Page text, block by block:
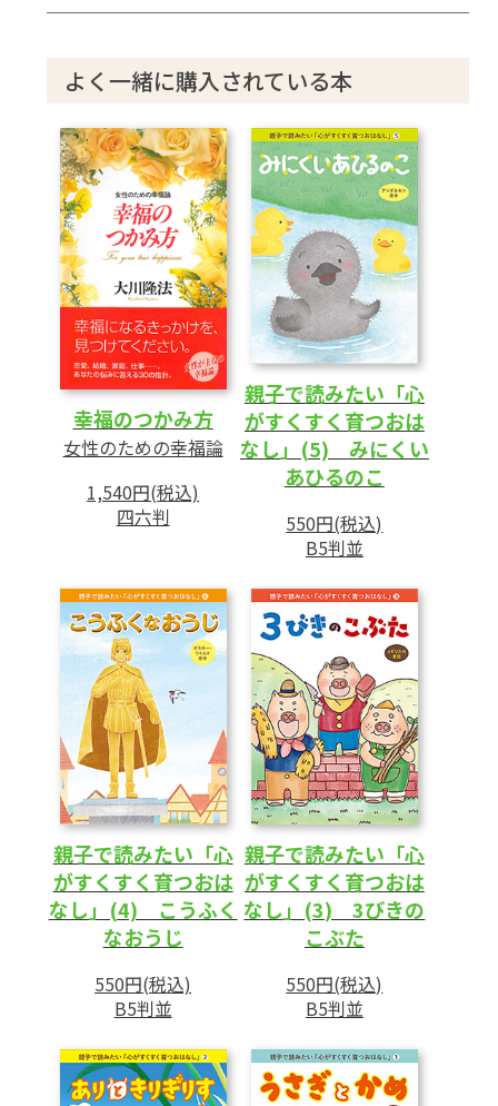
よく一緒に購入されている本
幸福のつかみ方
女性のための幸福論
1,540円(税込)
四六判
親子で読みたい「心
がすくすく育つおは
なし」(5) みにくい
あひるのこ
550円(税込)
B5判並
親子で読みたい「心
がすくすく育つおは
なし」(4) こうふく
なおうじ
550円(税込)
B5判並
親子で読みたい「心
がすくすく育つおは
なし」(3) 3びきの
こぶた
550円(税込)
B5判並